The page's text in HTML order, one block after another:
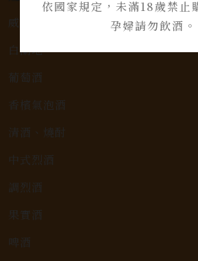
依國家規定，未滿18歲禁止
孕婦請勿飲酒。
威士忌
白蘭地
葡萄酒
香檳氣泡酒
清酒、燒酎
中式烈酒
調烈酒
果實酒
啤酒